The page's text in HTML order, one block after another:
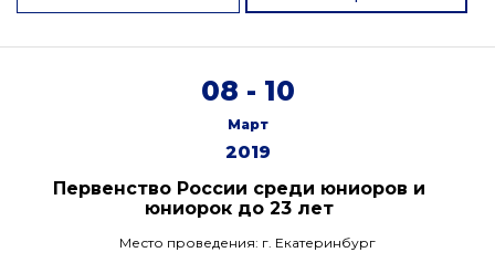
08 - 10
Март
2019
Первенство России среди юниоров и
юниорок до 23 лет
Место проведения: г. Екатеринбург